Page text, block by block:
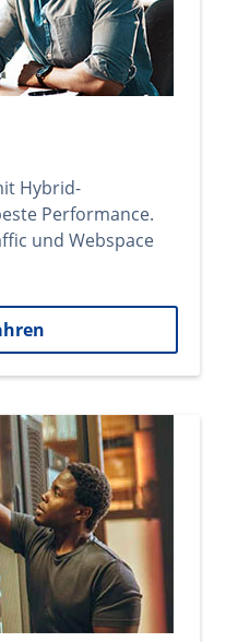
Hybrid-
Performance.
und Webspace